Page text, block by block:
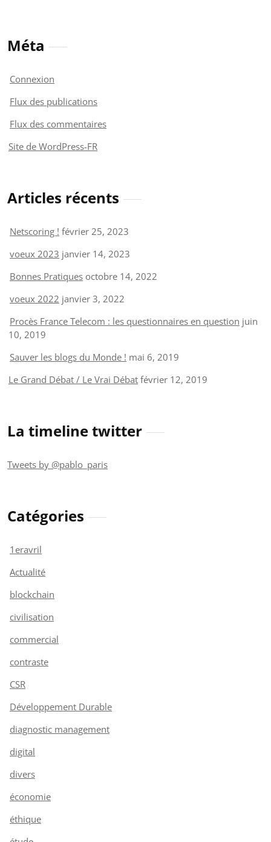
Méta
Connexion
Flux des publications
Flux des commentaires
Site de WordPress-FR
Articles récents
Netscoring ! février 25, 2023
voeux 2023 janvier 14, 2023
Bonnes Pratiques octobre 14, 2022
voeux 2022 janvier 3, 2022
Procès France Telecom : les questionnaires en question juin
10, 2019
Sauver les blogs du Monde ! mai 6, 2019
Le Grand Débat / Le Vrai Débat février 12, 2019
La timeline twitter
Tweets by @pablo_paris
Catégories
1eravril
Actualité
blockchain
civilisation
commercial
contraste
CSR
Développement Durable
diagnostic management
digital
divers
économie
éthique